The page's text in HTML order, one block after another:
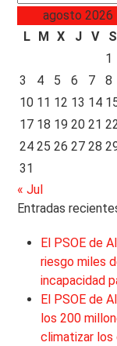
agosto 2026
L
M X J V S
1
3
4 5 6 7 8
10 11 12 13 14
17 18 19 20 21
24 25 26 27 28
31
« Jul
Entradas
El PSOE de
riesgo miles
incapacidad
El PSOE de
los 200
climatizar los